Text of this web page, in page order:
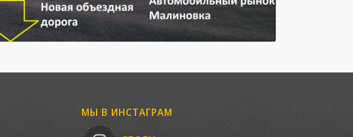
МЫ В ИНСТАГРАМ